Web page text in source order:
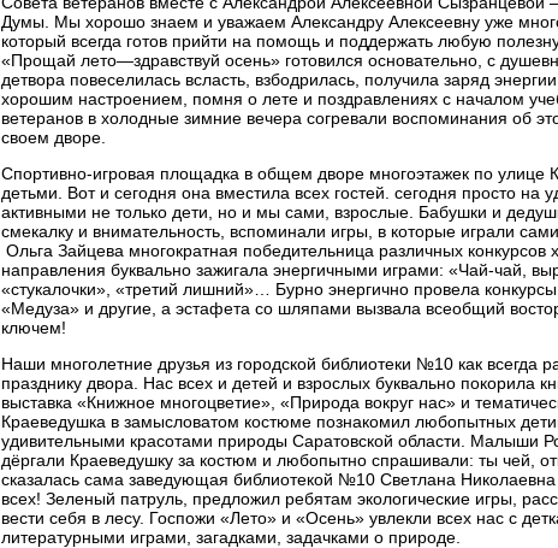
Думы. Мы хорошо знаем и уважаем Александру Алексеевну уже много
который всегда готов прийти на помощь и поддержать любую
«Прощай лето—здравствуй осень» готовился основательно, с
детвора повеселилась всласть, взбодрилась, получила заряд
хорошим настроением, помня о лете и поздравлениях с началом
ветеранов в холодные зимние вечера согревали воспоминания об
своем дворе.
Спортивно-игровая площадка в общем дворе многоэтажек по улице
детьми. Вот и сегодня она вместила всех гостей. сегодня просто на
активными не только дети, но и мы сами, взрослые. Бабушки и
смекалку и внимательность, вспоминали игры, в которые играли
Ольга Зайцева многократная победительница различных конкурсов
направления буквально зажигала энергичными играми: «Чай-чай,
«стукалочки», «третий лишний»… Бурно энергично провела
«Медуза» и другие, а эстафета со шляпами вызвала всеобщий
ключем!
Наши многолетние друзья из городской библиотеки №10 как всегда
празднику двора. Нас всех и детей и взрослых буквально покорила
выставка «Книжное многоцветие», «Природа вокруг нас» и
Краеведушка в замысловатом костюме познакомил любопытных
удивительными красотами природы Саратовской области. Малыши
дёргали Краеведушку за костюм и любопытно спрашивали: ты чей,
сказалась сама заведующая библиотекой №10 Светлана
всех! Зеленый патруль, предложил ребятам экологические игры,
вести себя в лесу. Госпожи «Лето» и «Осень» увлекли всех нас с
литературными играми, загадками, задачками о природе.